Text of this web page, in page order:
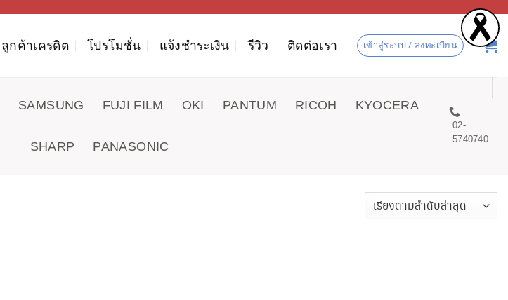
ลูกค้าเครดิต โปรโมชั่น แจ้งชำระเงิน รีวิว ติดต่อเรา เข้าสู่ระบบ / ลงทะเบียน
SAMSUNG FUJI FILM OKI PANTUM RICOH KYOCERA
SHARP PANASONIC
02-
5740740